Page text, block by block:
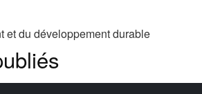
et du développement durable